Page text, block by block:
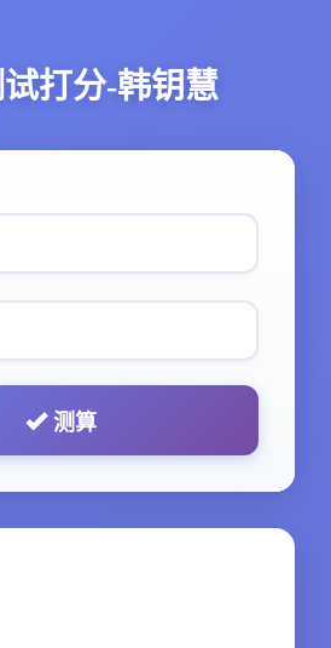
打分-韩钥慧
测算